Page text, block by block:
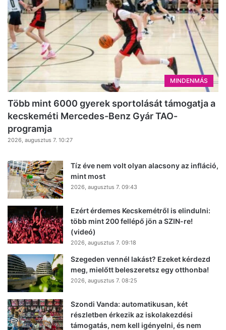
MINDENMÁS
Több mint 6000 gyerek sportolását támogatja a
kecskeméti Mercedes-Benz Gyár TAO-
programja
2026, augusztus 7. 10:27
Tíz éve nem volt olyan alacsony az infláció,
mint most
2026, augusztus 7. 09:43
Ezért érdemes Kecskemétről is elindulni:
több mint 200 fellépő jön a SZIN-re!
(videó)
2026, augusztus 7. 09:18
Szegeden vennél lakást? Ezeket kérdezd
meg, mielőtt beleszeretsz egy otthonba!
2026, augusztus 7. 08:25
Szondi Vanda: automatikusan, két
részletben érkezik az iskolakezdési
támogatás, nem kell igényelni, és nem